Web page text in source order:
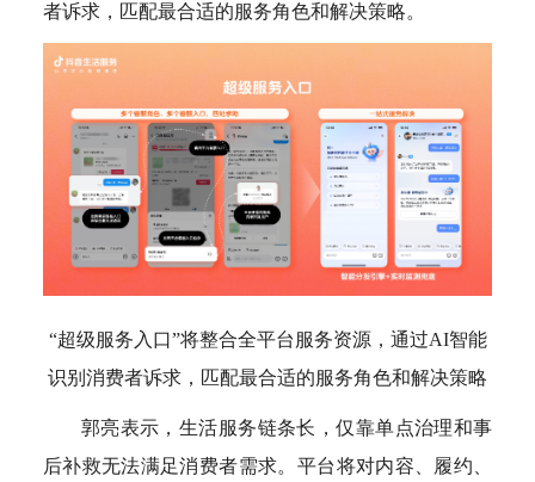
者诉求，匹配最合适的服务角色和解决策略。
“超级服务入口”将整合全平台服务资源，通过AI智能
识别消费者诉求，匹配最合适的服务角色和解决策略
郭亮表示，生活服务链条长，仅靠单点治理和事
后补救无法满足消费者需求。平台将对内容、履约、